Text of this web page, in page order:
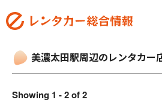
美濃太田駅周辺のレンタカー
Showing 1 - 2 of 2